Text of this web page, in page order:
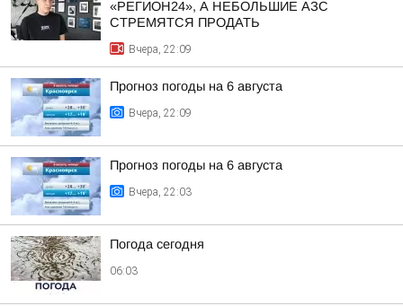
«РЕГИОН24», А НЕБОЛЬШИЕ АЗС
СТРЕМЯТСЯ ПРОДАТЬ
Вчера, 22:09
Прогноз погоды на 6 августа
Вчера, 22:09
Прогноз погоды на 6 августа
Вчера, 22:03
Погода сегодня
06:03